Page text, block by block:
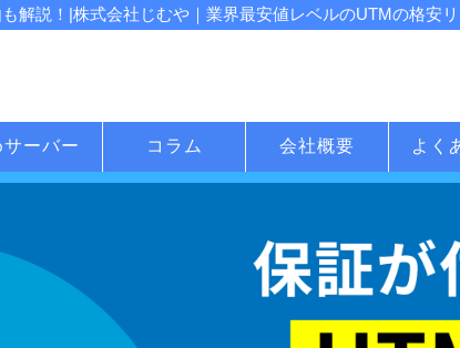
解説！|株式会社じむや｜業界最安値レベルのUTMの格安
ーバー コラム 会社概要 よく